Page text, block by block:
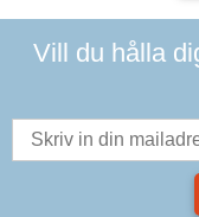
Vill du hålla